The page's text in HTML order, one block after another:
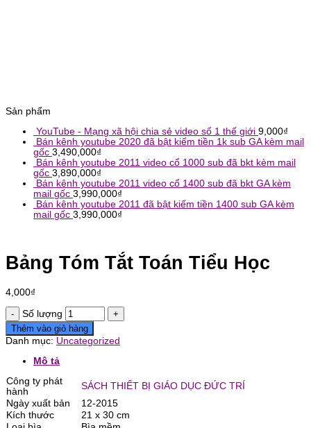
Sản phẩm
YouTube - Mạng xã hội chia sẻ video số 1 thế giới 9,000₫
Bán kênh youtube 2020 đã bật kiếm tiền 1k sub GA kèm mail
gốc 3,490,000₫
Bán kênh youtube 2011 video cổ 1000 sub đã bkt kèm mail
gốc 3,890,000₫
Bán kênh youtube 2011 video cổ 1400 sub đã bkt GA kèm
mail gốc 3,990,000₫
Bán kênh youtube 2011 đã bật kiếm tiền 1400 sub GA kèm
mail gốc 3,990,000₫
Bảng Tóm Tắt Toán Tiểu Học
4,000₫
Số lượng
Thêm vào giỏ hàng
Danh mục: Uncategorized
Mô tả
Công ty phát
hành
SÁCH THIẾT BỊ GIÁO DỤC ĐỨC TRÍ
Ngày xuất bản
12-2015
Kích thước
21 x 30 cm